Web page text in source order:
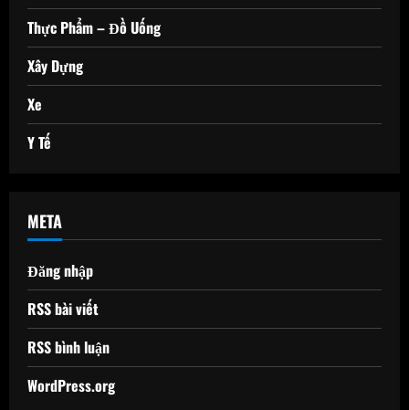
Thực Phẩm – Đồ Uống
Xây Dựng
Xe
Y Tế
META
Đăng nhập
RSS bài viết
RSS bình luận
WordPress.org